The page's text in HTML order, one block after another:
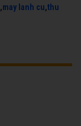
,may lanh cu,thu